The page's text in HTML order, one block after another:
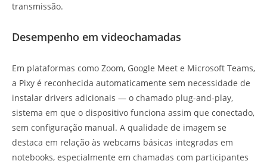
transmissão.
Desempenho em videochamadas
Em plataformas como Zoom, Google Meet e Microsoft Teams,
a Pixy é reconhecida automaticamente sem necessidade de
instalar drivers adicionais — o chamado plug-and-play,
sistema em que o dispositivo funciona assim que conectado,
sem configuração manual. A qualidade de imagem se
destaca em relação às webcams básicas integradas em
notebooks, especialmente em chamadas com participantes